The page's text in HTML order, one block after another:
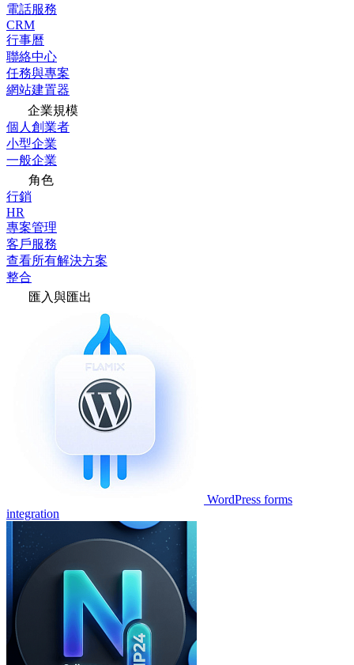
電話服務
CRM
行事曆
聯絡中心
任務與專案
網站建置器
企業規模
個人創業者
小型企業
一般企業
角色
行銷
HR
專案管理
客戶服務
查看所有解決方案
整合
匯入與匯出
WordPress forms
integration